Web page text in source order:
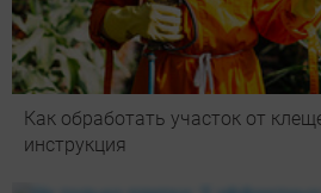
Как обработать участок от
инструкция